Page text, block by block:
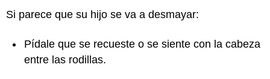
Si parece que su hijo se va a desmayar:
Pídale que se recueste o se siente con la cabeza
entre las rodillas.